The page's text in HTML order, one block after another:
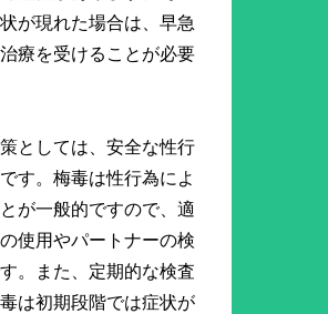
が現れた場合は、早急
療を受けることが必要
としては、安全な性行
す。梅毒は性行為によ
が一般的ですので、適
使用やパートナーの検
。また、定期的な検査
は初期段階では症状が